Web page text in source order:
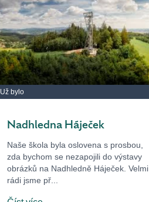
Už bylo
Nadhledna Háječek
Naše škola byla oslovena s prosbou,
zda bychom se nezapojili do výstavy
obrázků na Nadhledně Háječek. Velmi
rádi jsme př...